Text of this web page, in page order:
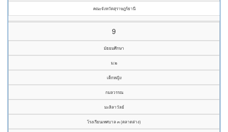
คณะจังหวัดสุราษฎร์ธานี
9
มัธยมศึกษา
ม.๒
เด็กหญิง
กมลวรรณ
มะลิลาวัลย์
โรงเรียนเทศบาล ๓ (ตลาดล่าง)